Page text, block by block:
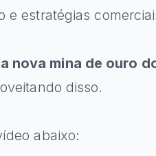
e estratégias
a nova mina de ouro
disso.
abaixo: